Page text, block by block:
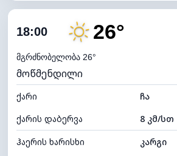
ღრუბლიანობა
ნამის წერტილი
ხილვადობა
განათების ინდექსი 7
ღრუბლის სიმაღლე 10080 მ
18:00 26°
მგრძნობელობა 26°
მოწმენდილი
ქარი
ჩა
ქარის დაბერვა
8 კმ/სთ
ჰაერის ხარისხი
კარგი